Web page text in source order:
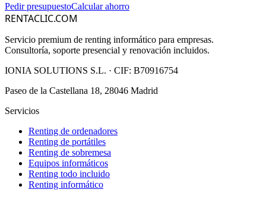
Pedir presupuestoCalcular ahorro
RENTACLIC.COM
Servicio premium de renting informático para empresas.
Consultoría, soporte presencial y renovación incluidos.
IONIA SOLUTIONS S.L. · CIF: B70916754
Paseo de la Castellana 18, 28046 Madrid
Servicios
Renting de ordenadores
Renting de portátiles
Renting de sobremesa
Equipos informáticos
Renting todo incluido
Renting informático